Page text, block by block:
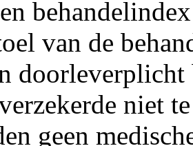
van de
niet
geen